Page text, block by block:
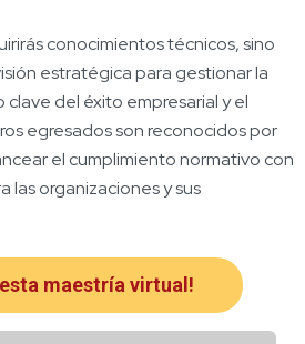
conocimientos técnicos, sino
estratégica para gestionar la
del éxito empresarial y el
egresados son reconocidos por
el cumplimiento normativo con
las organizaciones y sus
esta maestría virtual!